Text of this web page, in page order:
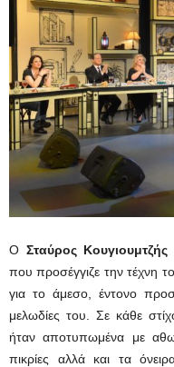
Ο Σταύρος Κουγιουμτζής
που προσέγγιζε την τέχνη
για το άμεσο, έντονο
μελωδίες του. Σε κάθε
ήταν αποτυπωμένα με
πικρίες αλλά και τα